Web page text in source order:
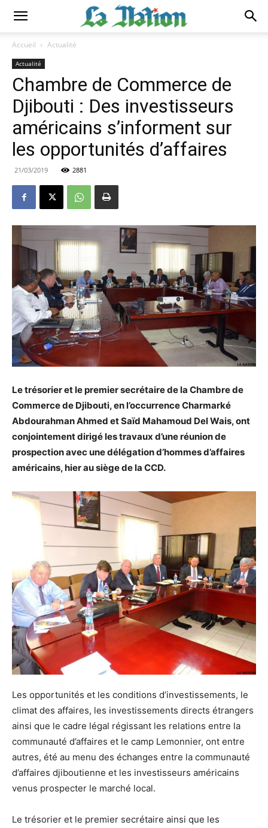
Accueil Actualité
Actualité
Chambre de Commerce de
Djibouti : Des investisseurs
américains s’informent sur
les opportunités d’affaires
21/03/2019 2881
Le trésorier et le premier secrétaire de la Chambre de
Commerce de Djibouti, en l’occurrence Charmarké
Abdourahman Ahmed et Saïd Mahamoud Del Wais, ont
conjointement dirigé les travaux d’une réunion de
prospection avec une délégation d’hommes d’affaires
américains, hier au siège de la CCD.
Les opportunités et les conditions d’investissements, le
climat des affaires, les investissements directs étrangers
ainsi que le cadre légal régissant les relations entre la
communauté d’affaires et le camp Lemonnier, ont entre
autres, été au menu des échanges entre la communauté
d’affaires djiboutienne et les investisseurs américains
venus prospecter le marché local.
Le trésorier et le premier secrétaire ainsi que les